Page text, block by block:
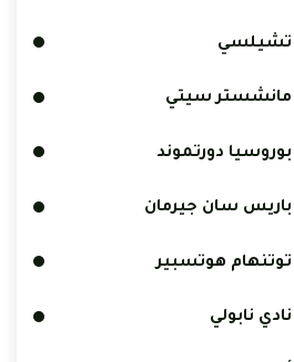
تشيلسي
مانشستر سيتي
بوروسيا دورتموند
باريس سان جيرمان
توتنهام هوتسبير
نادي نابولي